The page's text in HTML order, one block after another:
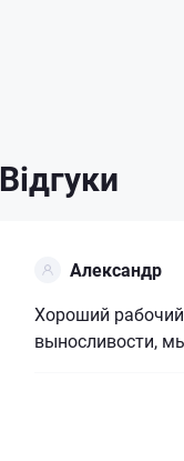
Відгуки
Александр
Хороший
выносливости,